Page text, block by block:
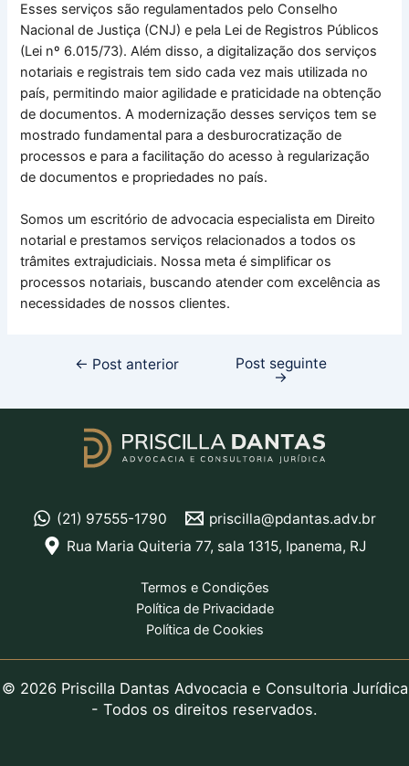
Esses serviços são regulamentados pelo Conselho
Nacional de Justiça (CNJ) e pela Lei de Registros Públicos
(Lei nº 6.015/73). Além disso, a digitalização dos serviços
notariais e registrais tem sido cada vez mais utilizada no
país, permitindo maior agilidade e praticidade na obtenção
de documentos. A modernização desses serviços tem se
mostrado fundamental para a desburocratização de
processos e para a facilitação do acesso à regularização
de documentos e propriedades no país.
Somos um escritório de advocacia especialista em Direito
notarial e prestamos serviços relacionados a todos os
trâmites extrajudiciais. Nossa meta é simplificar os
processos notariais, buscando atender com excelência as
necessidades de nossos clientes.
← Post anterior Post seguinte
→
(21) 97555-1790
priscilla@pdantas.adv.br
Rua Maria Quiteria 77, sala 1315, Ipanema, RJ
Termos e Condições
Política de Privacidade
Política de Cookies
© 2026 Priscilla Dantas Advocacia e Consultoria Jurídica
- Todos os direitos reservados.​